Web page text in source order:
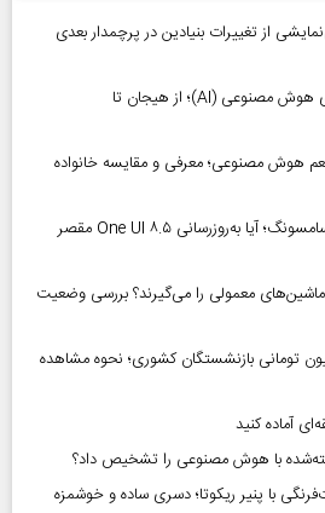
پیش‌نمایشی از تغییرات بنیادین در پرچمدار بعدی
رشد خیره‌کننده بازار توکن‌های هوش مصنوعی (AI)؛ از هیجان تا
هوش مصنوعی؛ معرفی و مقایسه خانواده
بحران باتری در گوشی‌های سامسونگ؛ آیا به‌روزرسانی One UI ۸.۵ مقصر
معمولی را می‌گیرند؟ بررسی وضعیت
وام ضروری ۷۵ میلیون تومانی بازنشستگان کشوری؛ نحوه مشاهده
با هوش مصنوعی را تشخیص داد؟
با پنیر ریکوتا؛ دسری ساده و خوشمزه